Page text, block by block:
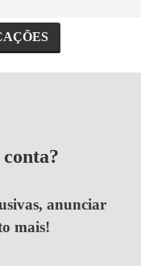
anunciar
mais!